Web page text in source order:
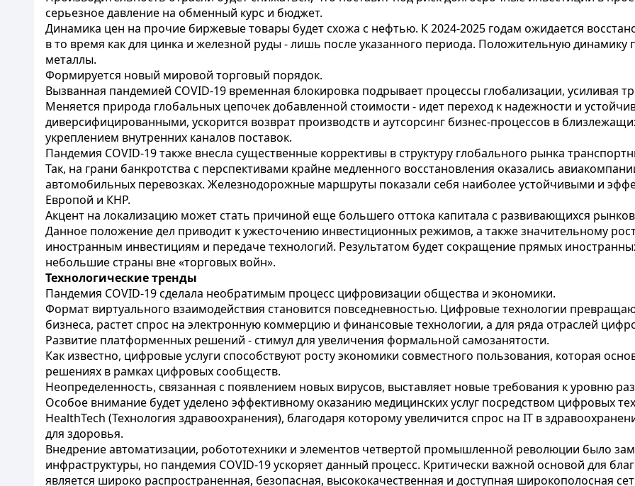
серьезное давление на обменный курс и бюджет.
Динамика цен на прочие биржевые товары будет схожа с нефтью. К 2024-2025 годам ожидается
в то время как для цинка и железной руды - лишь после указанного периода. Положительную
металлы.
Формируется новый мировой торговый порядок.
Вызванная пандемией COVID-19 временная блокировка подрывает процессы глобализации, усиливая
Меняется природа глобальных цепочек добавленной стоимости - идет переход к надежности и
диверсифицированными, ускорится возврат производств и аутсорсинг бизнес-процессов в
укреплением внутренних каналов поставок.
Пандемия COVID-19 также внесла существенные коррективы в структуру глобального рынка
Так, на грани банкротства с перспективами крайне медленного восстановления оказались
автомобильных перевозках. Железнодорожные маршруты показали себя наиболее устойчивыми и
Европой и КНР.
Акцент на локализацию может стать причиной еще большего оттока капитала с развивающихся
Данное положение дел приводит к ужесточению инвестиционных режимов, а также значительному
иностранным инвестициям и передаче технологий. Результатом будет сокращение прямых
небольшие страны вне «торговых войн».
Технологические тренды
Пандемия COVID-19 сделала необратимым процесс цифровизации общества и экономики.
Формат виртуального взаимодействия становится повседневностью. Цифровые технологии
бизнеса, растет спрос на электронную коммерцию и финансовые технологии, а для ряда отраслей
Развитие платформенных решений - стимул для увеличения формальной самозанятости.
Как известно, цифровые услуги способствуют росту экономики совместного пользования, которая
решениях в рамках цифровых сообществ.
Неопределенность, связанная с появлением новых вирусов, выставляет новые требования к уровню
Особое внимание будет уделено эффективному оказанию медицинских услуг посредством цифровых
HealthTech (Технология здравоохранения), благодаря которому увеличится спрос на IT в
для здоровья.
Внедрение автоматизации, робототехники и элементов четвертой промышленной революции было
инфраструктуры, но пандемия COVID-19 ускоряет данный процесс. Критически важной основой для
является широко распространенная, безопасная, высококачественная и доступная широкополосная